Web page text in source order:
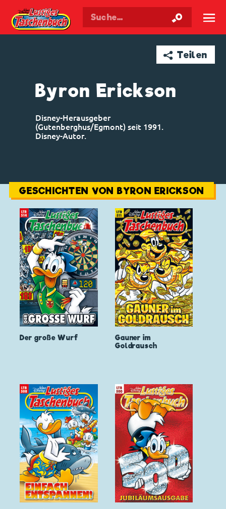
Walt Disneys Taschenbuch ☰
➦ Teilen
Byron Erickson
Disney-Herausgeber
(Gutenberghus/Egmont) seit 1991.
Disney-Autor.
GESCHICHTEN VON BYRON ERICKSON
Der große Wurf
Gauner im
Goldrausch